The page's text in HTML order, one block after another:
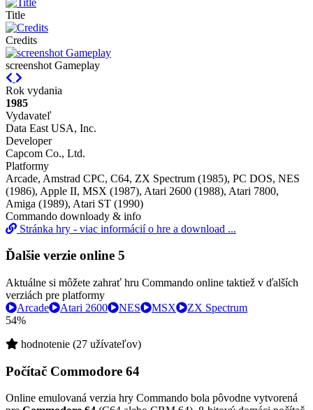
Title
Credits
screenshot Gameplay
Previous
Rok vydania
1985
Vydavateľ
Data East USA, Inc.
Developer
Capcom Co., Ltd.
Platformy
Arcade, Amstrad CPC, C64, ZX Spectrum (1985), PC DOS, NES
(1986), Apple II, MSX (1987), Atari 2600 (1988), Atari 7800,
Amiga (1989), Atari ST (1990)
Commando downloady & info
Stránka hry - viac informácií o hre a download ...
Ďalšie verzie online 5
Aktuálne si môžete zahrať hru Commando online taktiež v ďalších
verziách pre platformy
Arcade
Atari 2600 NES MSX
ZX Spectrum
54%
hodnotenie (27 užívateľov)
Počítač Commodore 64
Online emulovaná verzia hry Commando bola pôvodne vytvorená